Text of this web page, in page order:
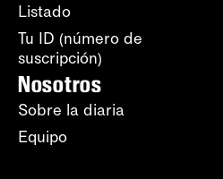
Listado
Tu ID (número de
suscripción)
Nosotros
Sobre la diaria
Equipo